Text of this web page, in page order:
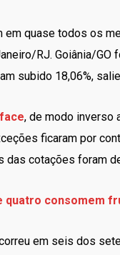
em quase todos os
RJ. Goiânia/
subido 18,06%,
, de modo inverso
ficaram por
das cotações foram
quatro consomem
em seis dos